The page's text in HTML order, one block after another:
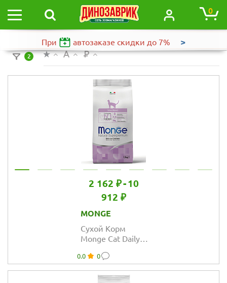
0
При автозаказе скидки до 7% >
2
2 162 ₽- 10
912 ₽
MONGE
Сухой Корм
Monge Cat Daily
стерилизованных
кошек из курицы
0.0 0